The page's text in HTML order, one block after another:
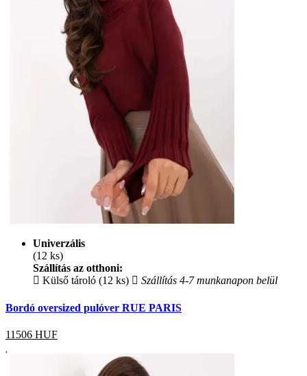
Univerzális
(12 ks)
Szállítás az otthoni:
Külső tároló (12 ks)
Szállítás 4-7 munkanapon belül
Bordó oversized pulóver RUE PARIS
11506 HUF